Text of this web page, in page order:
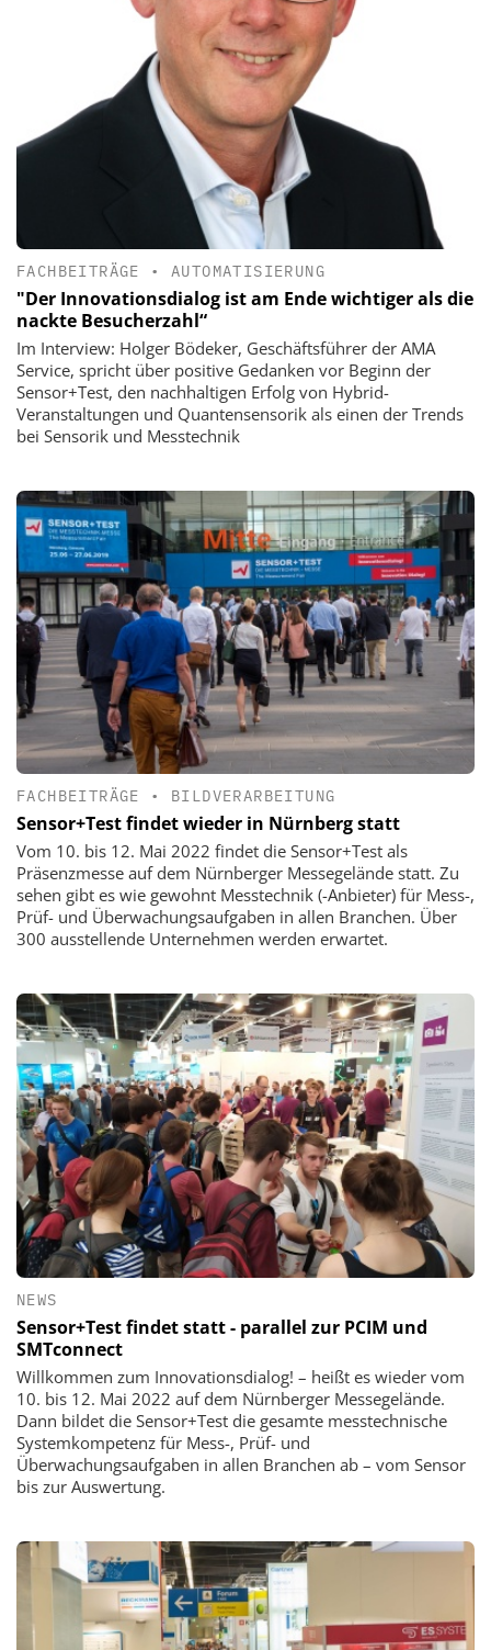
FACHBEITRÄGE •AUTOMATISIERUNG
"Der Innovationsdialog ist am Ende wichtiger als die
nackte Besucherzahl“
Im Interview: Holger Bödeker, Geschäftsführer der AMA
Service, spricht über positive Gedanken vor Beginn der
Sensor+Test, den nachhaltigen Erfolg von Hybrid-
Veranstaltungen und Quantensensorik als einen der Trends
bei Sensorik und Messtechnik
FACHBEITRÄGE • BILDVERARBEITUNG
Sensor+Test findet wieder in Nürnberg statt
Vom 10. bis 12. Mai 2022 findet die Sensor+Test als
Präsenzmesse auf dem Nürnberger Messegelände statt. Zu
sehen gibt es wie gewohnt Messtechnik (-Anbieter) für Mess-,
Prüf- und Überwachungsaufgaben in allen Branchen. Über
300 ausstellende Unternehmen werden erwartet.
NEWS
Sensor+Test findet statt - parallel zur PCIM und
SMTconnect
Willkommen zum Innovationsdialog! – heißt es wieder vom
10. bis 12. Mai 2022 auf dem Nürnberger Messegelände.
Dann bildet die Sensor+Test die gesamte messtechnische
Systemkompetenz für Mess-, Prüf- und
Überwachungsaufgaben in allen Branchen ab – vom Sensor
bis zur Auswertung.